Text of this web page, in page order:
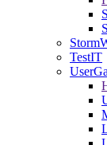
TestIT